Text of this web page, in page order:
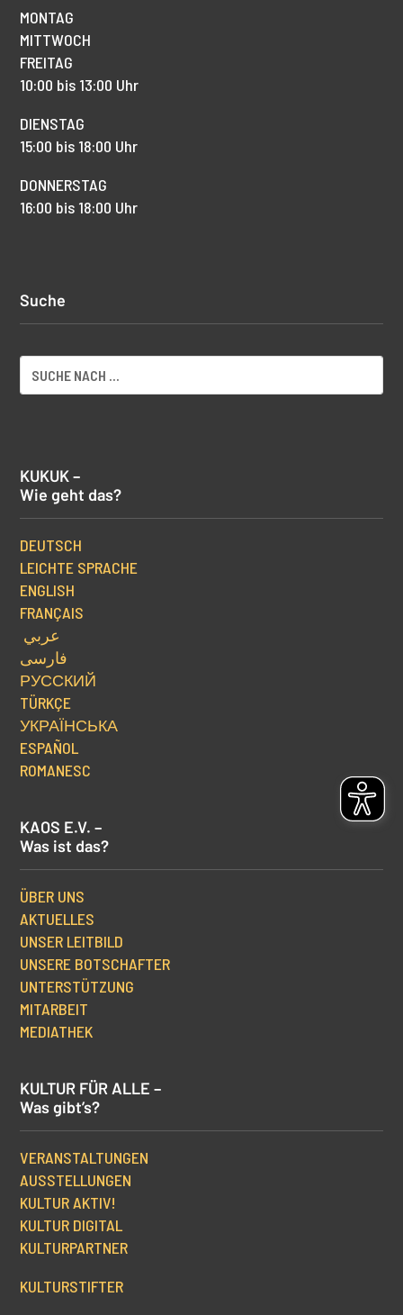
MONTAG
MITTWOCH
FREITAG
10:00 bis 13:00 Uhr
DIENSTAG
15:00 bis 18:00 Uhr
DONNERSTAG
16:00 bis 18:00 Uhr
Suche
KUKUK –
Wie geht das?
DEUTSCH
LEICHTE SPRACHE
ENGLISH
FRANÇAIS
عربي
فارسی
РУССКИЙ
TÜRKÇE
УКРАЇНСЬКА
ESPAÑOL
ROMANESC
KAOS E.V. –
Was ist das?
ÜBER UNS
AKTUELLES
UNSER LEITBILD
UNSERE BOTSCHAFTER
UNTERSTÜTZUNG
MITARBEIT
MEDIATHEK
KULTUR FÜR ALLE –
Was gibt’s?
VERANSTALTUNGEN
AUSSTELLUNGEN
KULTUR AKTIV!
KULTUR DIGITAL
KULTURPARTNER
KULTURSTIFTER